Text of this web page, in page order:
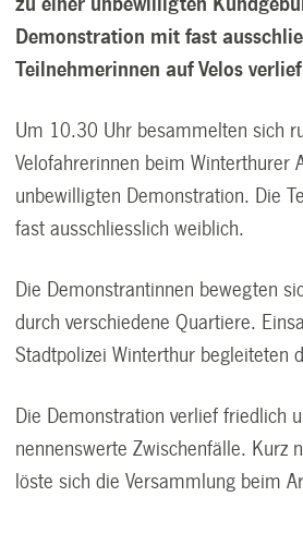
Demonstration mit fast
Teilnehmerinnen auf Velos
Um 10.30 Uhr besammelten sich
Velofahrerinnen beim Winterthurer
unbewilligten Demonstration. Die
fast ausschliesslich weiblich.
Die Demonstrantinnen bewegten
durch verschiedene Quartiere.
Stadtpolizei Winterthur begleiteten
Die Demonstration verlief friedlich
nennenswerte Zwischenfälle. Kurz
löste sich die Versammlung beim